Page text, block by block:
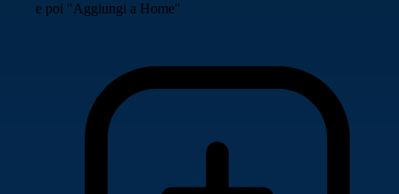
e poi "Aggiungi a Home"